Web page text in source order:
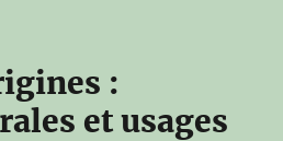
:
et usages